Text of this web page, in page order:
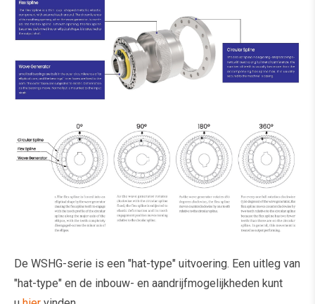
De WSHG-serie is een "hat-type" uitvoering. Een uitleg van
"hat-type" en de inbouw- en aandrijfmogelijkheden kunt